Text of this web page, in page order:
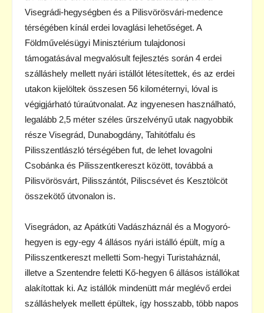
Visegrádi-hegységben és a Pilisvörösvári-medence
térségében kínál erdei lovaglási lehetőséget. A
Földművelésügyi Minisztérium tulajdonosi
támogatásával megvalósult fejlesztés során 4 erdei
szálláshely mellett nyári istállót létesítettek, és az erdei
utakon kijelöltek összesen 56 kilométernyi, lóval is
végigjárható túraútvonalat. Az ingyenesen használható,
legalább 2,5 méter széles űrszelvényű utak nagyobbik
része Visegrád, Dunabogdány, Tahitótfalu és
Pilisszentlászló térségében fut, de lehet lovagolni
Csobánka és Pilisszentkereszt között, továbbá a
Pilisvörösvárt, Pilisszántót, Piliscsévet és Kesztölcöt
összekötő útvonalon is.
Visegrádon, az Apátkúti Vadászháznál és a Mogyoró-
hegyen is egy-egy 4 állásos nyári istálló épült, míg a
Pilisszentkereszt melletti Som-hegyi Turistaháznál,
illetve a Szentendre feletti Kő-hegyen 6 állásos istállókat
alakítottak ki. Az istállók mindenütt már meglévő erdei
szálláshelyek mellett épültek, így hosszabb, több napos